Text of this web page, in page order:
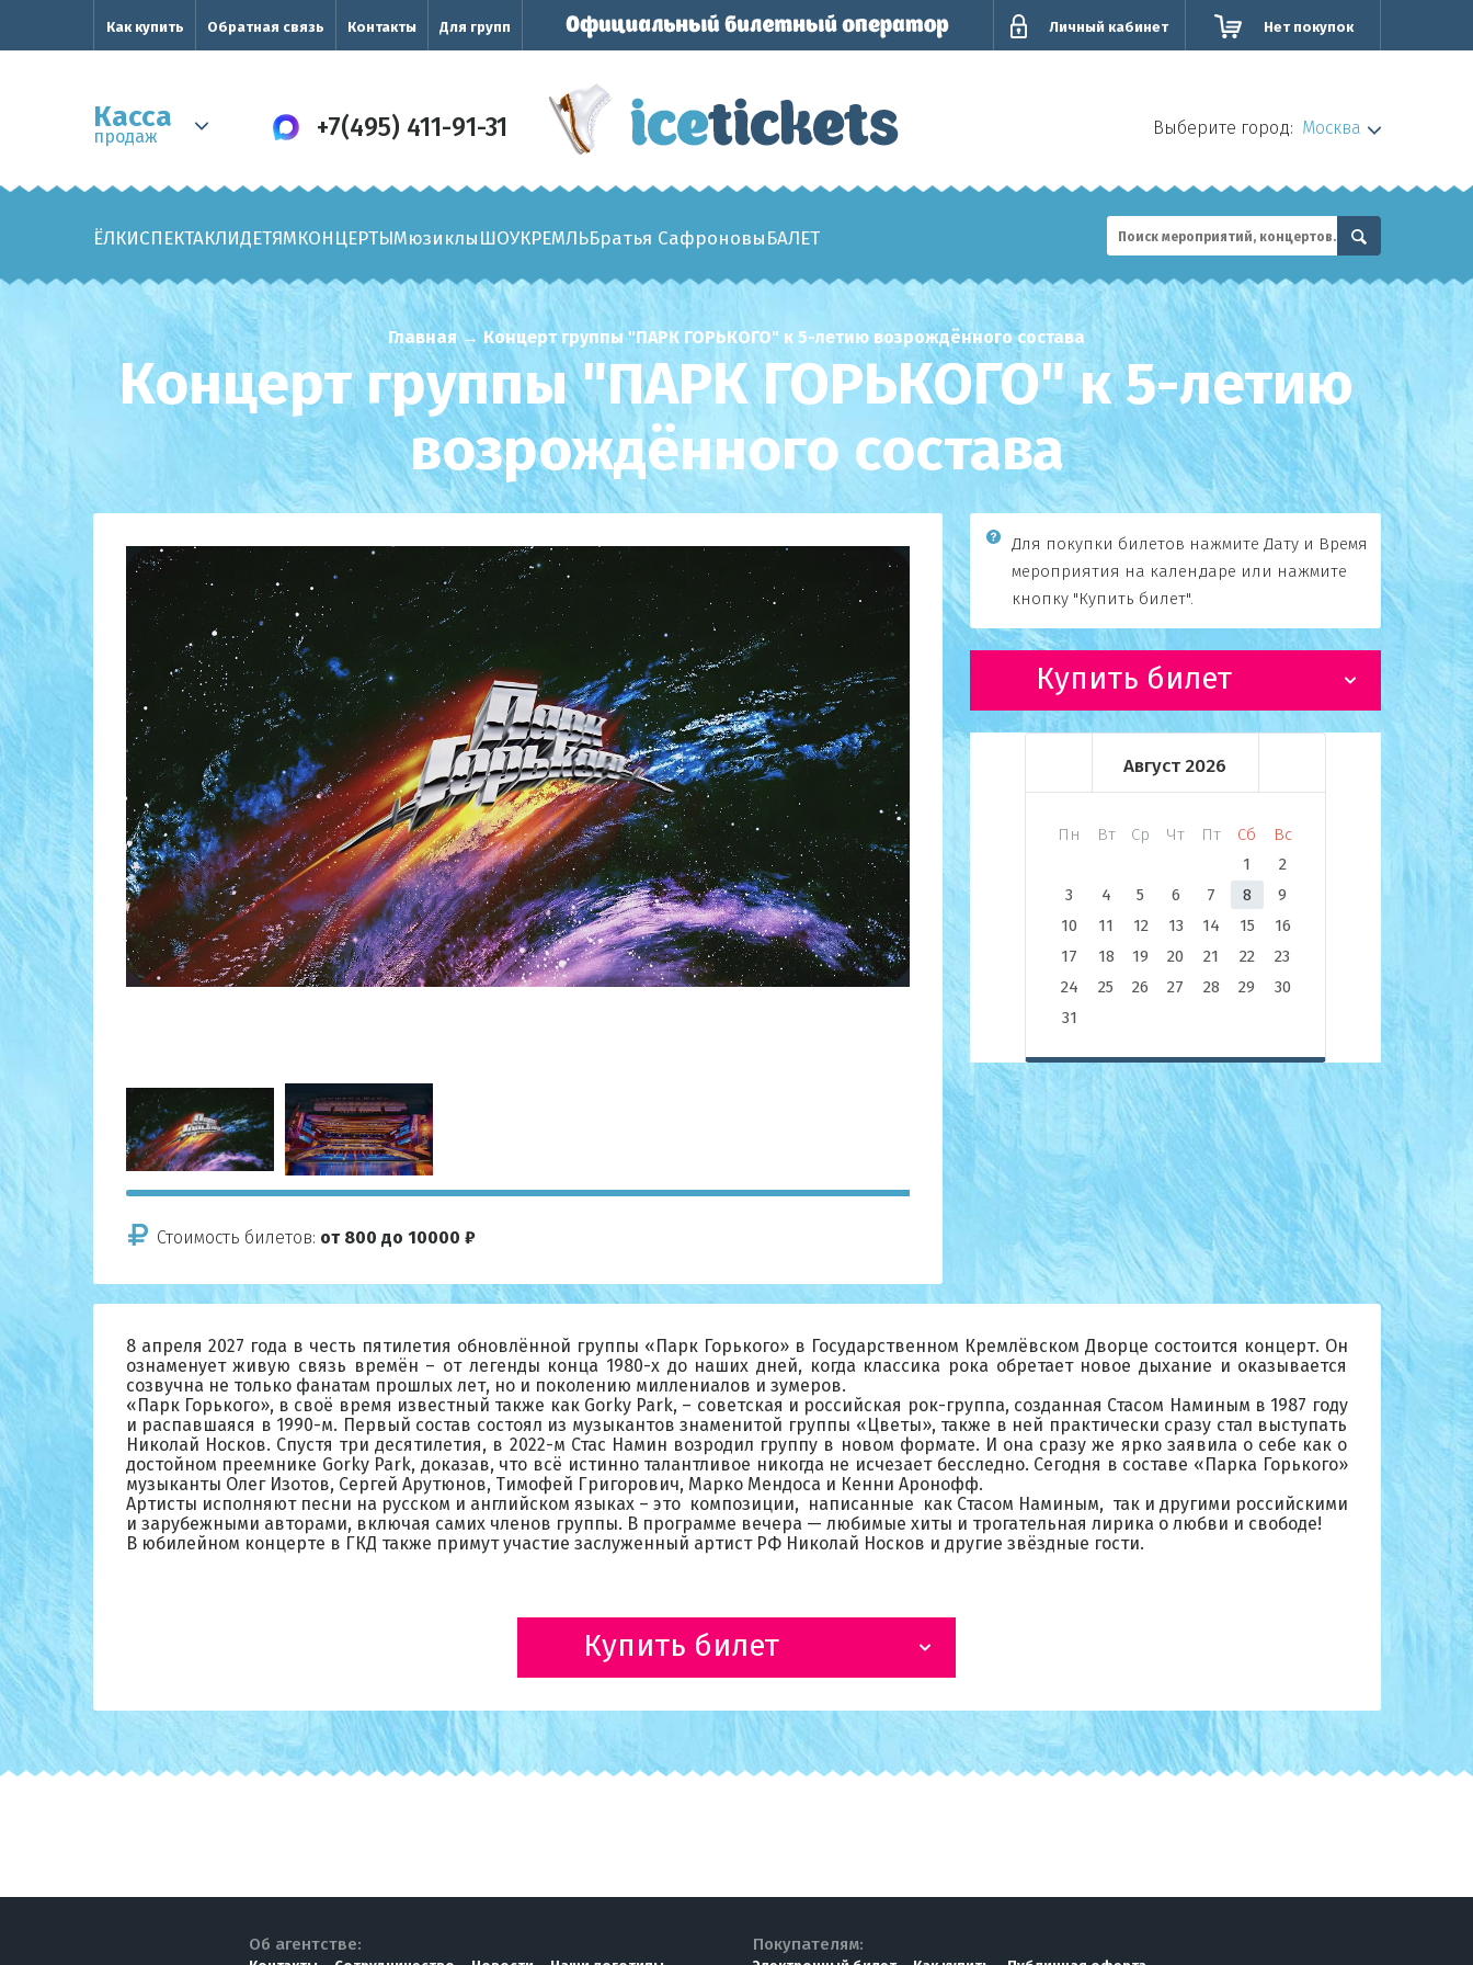
Как купить Обратная связь Контакты Для групп Личный кабинет Нет покупок
Касса
продаж +7(495) 411-91-31 Выберите город: Москва
ЁЛКИСПЕКТАКЛИДЕТЯМКОНЦЕРТЫМюзиклыШОУКРЕМЛЬБратья СафроновыБАЛЕТ
Главная → Концерт группы "ПАРК ГОРЬКОГО" к 5-летию возрождённого состава
Концерт группы "ПАРК ГОРЬКОГО" к 5-летию
возрождённого состава
Для покупки билетов нажмите Дату и Время
мероприятия на календаре или нажмите
кнопку "Купить билет".
Купить билет
Август 2026
Пн Вт Ср Чт Пт Сб
Вс
1
2
3
4 5 6 7 8
9
10
11 12 13 14 15
16
17
18 19 20 21 22
23
24
25 26 27 28 29
30
31
Стоимость билетов: от 800 до 10000 ₽
8 апреля 2027 года в честь пятилетия обновлённой группы «Парк Горького» в Государственном Кремлёвском Дворце состоится концерт. Он
ознаменует живую связь времён – от легенды конца 1980-х до наших дней, когда классика рока обретает новое дыхание и оказывается
созвучна не только фанатам прошлых лет, но и поколению миллениалов и зумеров.
«Парк Горького», в своё время известный также как Gorky Park, – советская и российская рок-группа, созданная Стасом Наминым в 1987 году
и распавшаяся в 1990-м. Первый состав состоял из музыкантов знаменитой группы «Цветы», также в ней практически сразу стал выступать
Николай Носков. Спустя три десятилетия, в 2022-м Стас Намин возродил группу в новом формате. И она сразу же ярко заявила о себе как о
достойном преемнике Gorky Park, доказав, что всё истинно талантливое никогда не исчезает бесследно. Сегодня в составе «Парка Горького»
музыканты Олег Изотов, Сергей Арутюнов, Тимофей Григорович, Марко Мендоса и Кенни Аронофф.
Артисты исполняют песни на русском и английском языках – это композиции, написанные как Стасом Наминым, так и другими российскими
и зарубежными авторами, включая самих членов группы. В программе вечера — любимые хиты и трогательная лирика о любви и свободе!
В юбилейном концерте в ГКД также примут участие заслуженный артист РФ Николай Носков и другие звёздные гости.
Купить билет
Об агентстве: Покупателям: